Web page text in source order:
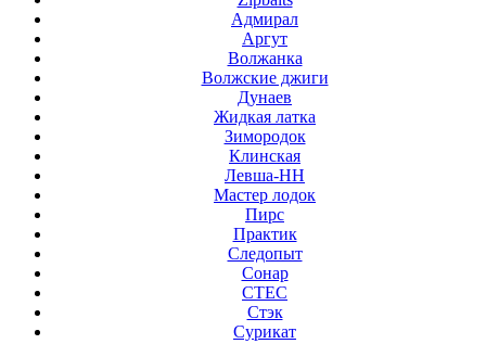
Адмирал
Аргут
Волжанка
Волжские джиги
Дунаев
Жидкая латка
Зимородок
Клинская
Левша-НН
Мастер лодок
Пирс
Практик
Следопыт
Сонар
СТЕС
Стэк
Сурикат